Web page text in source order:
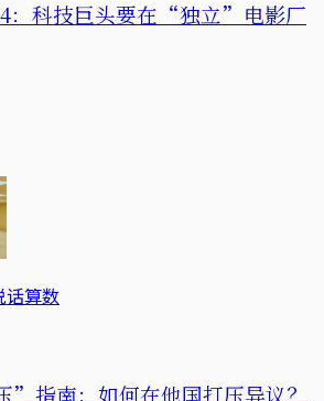
：科技巨头要在“独立”电影厂
话算数
”指南：如何在他国打压异议？